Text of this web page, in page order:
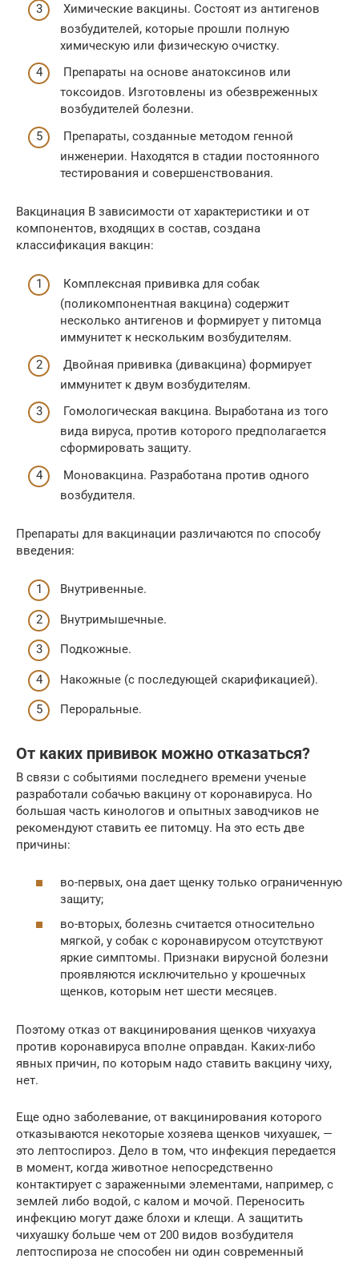
Химические вакцины. Состоят из антигенов
возбудителей, которые прошли полную
химическую или физическую очистку.
Препараты на основе анатоксинов или
токсоидов. Изготовлены из обезвреженных
возбудителей болезни.
Препараты, созданные методом генной
инженерии. Находятся в стадии постоянного
тестирования и совершенствования.
Вакцинация В зависимости от характеристики и от
компонентов, входящих в состав, создана
классификация вакцин:
Комплексная прививка для собак
(поликомпонентная вакцина) содержит
несколько антигенов и формирует у питомца
иммунитет к нескольким возбудителям.
Двойная прививка (дивакцина) формирует
иммунитет к двум возбудителям.
Гомологическая вакцина. Выработана из того
вида вируса, против которого предполагается
сформировать защиту.
Моновакцина. Разработана против одного
возбудителя.
Препараты для вакцинации различаются по способу
введения:
Внутривенные.
Внутримышечные.
Подкожные.
Накожные (с последующей скарификацией).
Пероральные.
От каких прививок можно отказаться?
В связи с событиями последнего времени ученые
разработали собачью вакцину от коронавируса. Но
большая часть кинологов и опытных заводчиков не
рекомендуют ставить ее питомцу. На это есть две
причины:
во-первых, она дает щенку только ограниченную
защиту;
во-вторых, болезнь считается относительно
мягкой, у собак с коронавирусом отсутствуют
яркие симптомы. Признаки вирусной болезни
проявляются исключительно у крошечных
щенков, которым нет шести месяцев.
Поэтому отказ от вакцинирования щенков чихуахуа
против коронавируса вполне оправдан. Каких-либо
явных причин, по которым надо ставить вакцину чиху,
нет.
Еще одно заболевание, от вакцинирования которого
отказываются некоторые хозяева щенков чихуашек, —
это лептоспироз. Дело в том, что инфекция передается
в момент, когда животное непосредственно
контактирует с зараженными элементами, например, с
землей либо водой, с калом и мочой. Переносить
инфекцию могут даже блохи и клещи. А защитить
чихуашку больше чем от 200 видов возбудителя
лептоспироза не способен ни один современный